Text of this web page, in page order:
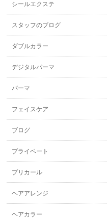
シールエクステ
スタッフのブログ
ダブルカラー
デジタルパーマ
パーマ
フェイスケア
ブログ
プライベート
プリカール
ヘアアレンジ
ヘアカラー